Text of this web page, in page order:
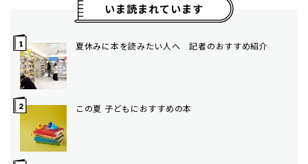
いま読まれています
夏休みに本を読みたい人へ 記者のおすすめ紹介
この夏 子どもにおすすめの本